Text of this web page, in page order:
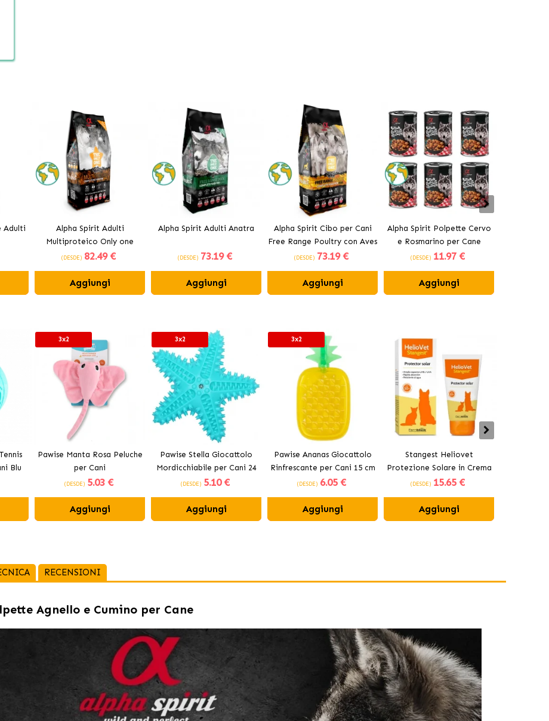
Adulti
Alpha Spirit Adulti
Multiproteico Only one
(DESDE) 82.49 €
Aggiungi
Alpha Spirit Adulti Anatra
(DESDE) 73.19 €
Aggiungi
Alpha Spirit Cibo per Cani
Free Range Poultry con Aves
di Cortile
(DESDE) 73.19 €
Aggiungi
Alpha Spirit Polpette Cervo
e Rosmarino per Cane
(DESDE) 11.97 €
Aggiungi
Blu
3x2
Pawise Manta Rosa Peluche
per Cani
(DESDE) 5.03 €
Aggiungi
3x2
Pawise Stella Giocattolo
Mordicchiabile per Cani 24
cm
(DESDE) 5.10 €
Aggiungi
3x2
Pawise Ananas Giocattolo
Rinfrescante per Cani 15 cm
(DESDE) 6.05 €
Aggiungi
Stangest Heliovet
Protezione Solare in Crema
per Cani e Gatti SPF 50+
(DESDE) 15.65 €
Aggiungi
RECENSIONI
Agnello e Cumino per Cane